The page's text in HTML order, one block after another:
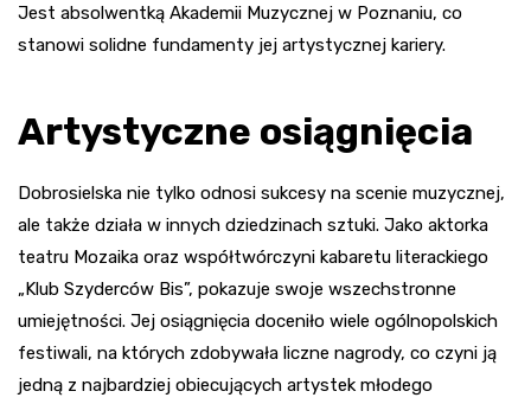
Jest absolwentką Akademii Muzycznej w Poznaniu, co
stanowi solidne fundamenty jej artystycznej kariery.
Artystyczne osiągnięcia
Dobrosielska nie tylko odnosi sukcesy na scenie muzycznej,
ale także działa w innych dziedzinach sztuki. Jako aktorka
teatru Mozaika oraz współtwórczyni kabaretu literackiego
„Klub Szyderców Bis”, pokazuje swoje wszechstronne
umiejętności. Jej osiągnięcia doceniło wiele ogólnopolskich
festiwali, na których zdobywała liczne nagrody, co czyni ją
jedną z najbardziej obiecujących artystek młodego